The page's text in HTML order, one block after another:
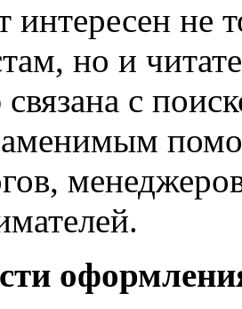
интересен не
но и
с